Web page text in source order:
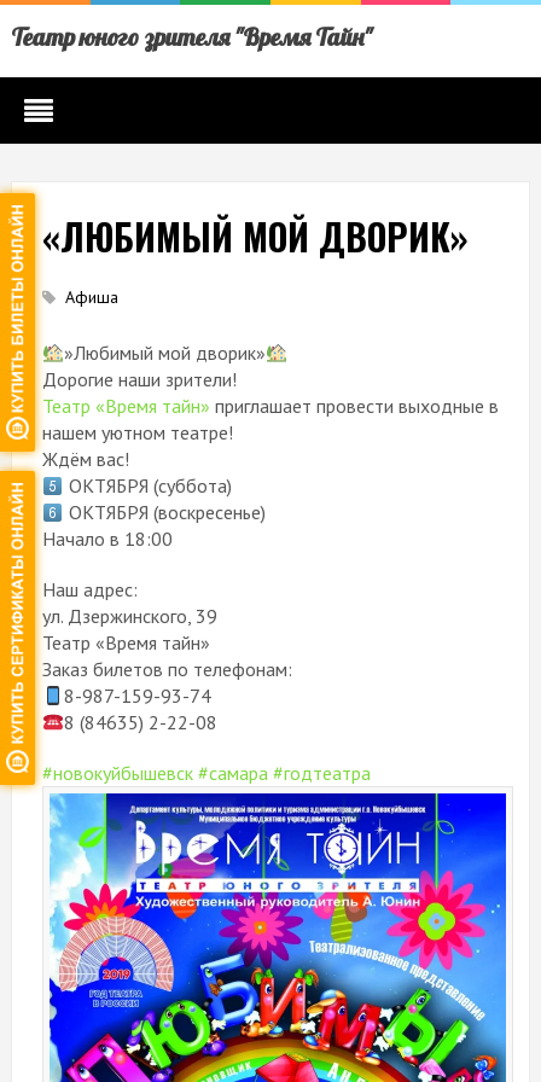
Театр юного зрителя "Время Тайн"
«ЛЮБИМЫЙ МОЙ ДВОРИК»
Афиша
»Любимый мой дворик»
Дорогие наши зрители!
Театр «Время тайн» приглашает провести выходные в
нашем уютном театре!
Ждём вас!
ОКТЯБРЯ (суббота)
ОКТЯБРЯ (воскресенье)
Начало в 18:00
Наш адрес:
ул. Дзержинского, 39
Театр «Время тайн»
Заказ билетов по телефонам:
8-987-159-93-74
8 (84635) 2-22-08
#новокуйбышевск #самара #годтеатра